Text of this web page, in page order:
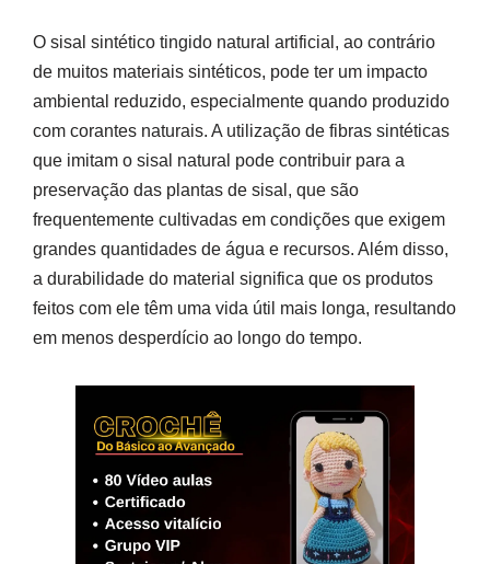
O sisal sintético tingido natural artificial, ao contrário
de muitos materiais sintéticos, pode ter um impacto
ambiental reduzido, especialmente quando produzido
com corantes naturais. A utilização de fibras sintéticas
que imitam o sisal natural pode contribuir para a
preservação das plantas de sisal, que são
frequentemente cultivadas em condições que exigem
grandes quantidades de água e recursos. Além disso,
a durabilidade do material significa que os produtos
feitos com ele têm uma vida útil mais longa, resultando
em menos desperdício ao longo do tempo.